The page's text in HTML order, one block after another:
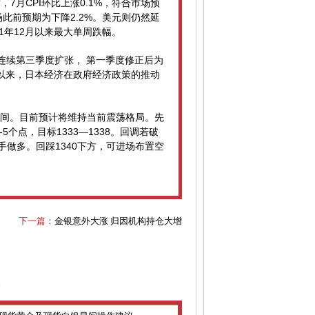
7 月 CPI环比上涨0.1% ，符合市场预
此前预期为下降2.2%。美元则仍然延
年12 月以来最大单周跌幅。
续第三季度扩张，
第一季度修正后为
， 日本经济在政府经济政策的推动
。目前预计将维持当前震荡格局。先
5个点，目标1333—1338。回调若破
做多。回踩1340下方，可进场布置空
下一篇： 金银意外大涨 归因机构持仓大增